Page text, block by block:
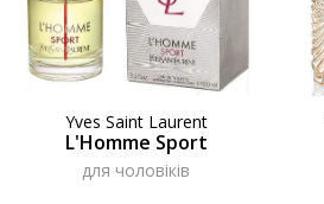
Yves Saint Laurent
L'Homme Sport
для чоловіків